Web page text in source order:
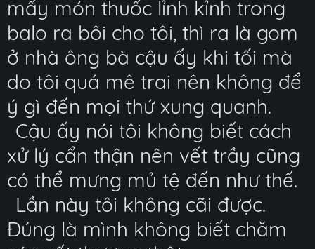
mấy món thuốc lỉnh kỉnh trong
balo ra bôi cho tôi, thì ra là gom
ở nhà ông bà cậu ấy khi tối mà
do tôi quá mê trai nên không để
ý gì đến mọi thứ xung quanh.
Cậu ấy nói tôi không biết cách
xử lý cẩn thận nên vết trầy cũng
có thể mưng mủ tệ đến như thế.
Lần này tôi không cãi được.
Đúng là mình không biết chăm